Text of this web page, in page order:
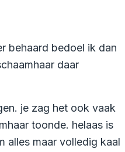
behaard bedoel ik dan
daar
je zag het ook vaak
toonde. helaas is
alles maar volledig kaal